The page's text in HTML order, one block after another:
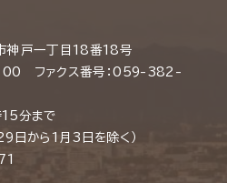
戸一丁目18番18号
ファクス番号：059-382-
分まで
日から1月3日を除く）